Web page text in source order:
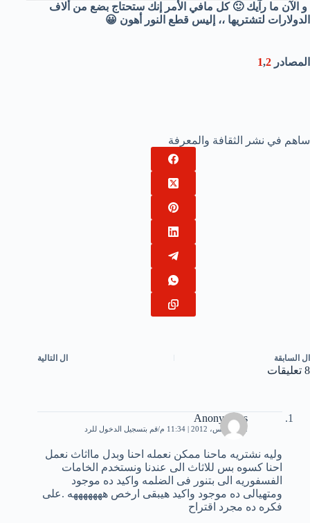
و الآن ما رآيك 🙂 كل مافي الأمر إنك ستحتاج بضع من ألاف
الدولارات لتشتريها ،، إليس قطع النور أهون 😀
المصادر 1,2
ساهم في نشر الثقافة والمعرفة
ال السابقة ال التالية
8 تعليقات
Anonymous
2 أغسطس، 2012 | 11:34 م قم بتسجيل الدخول للرد
وليه نشتريه ماحنا ممكن نعمله احنا وبدل مااثاث نعمل
احنا كسوه بس للاثاث الى عندنا ونستخدم الخامات
الفسفوريه الى بتنور فى الضلمه واكيد ده موجود
ومتهيالى ده موجود واكيد هيبقى ارخص هههههههه .على
فكره ده مجرد اقتراح